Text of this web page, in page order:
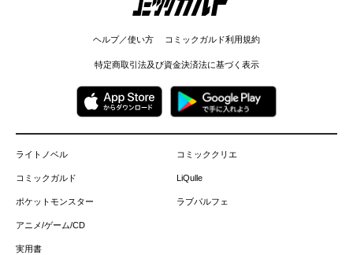
ヘルプ／使い方 コミックガルド利用規約
特定商取引法及び資金決済法に基づく表示
ライトノベル
コミックガルド
ポケットモンスター
アニメ/ゲーム/CD
実用書
コミッククリエ
LiQulle
ラブパルフェ